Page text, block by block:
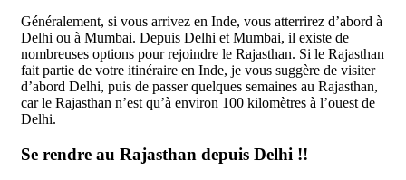
Généralement, si vous arrivez en Inde, vous atterrirez d’abord à
Delhi ou à Mumbai. Depuis Delhi et Mumbai, il existe de
nombreuses options pour rejoindre le Rajasthan. Si le Rajasthan
fait partie de votre itinéraire en Inde, je vous suggère de visiter
d’abord Delhi, puis de passer quelques semaines au Rajasthan,
car le Rajasthan n’est qu’à environ 100 kilomètres à l’ouest de
Delhi.
Se rendre au Rajasthan depuis Delhi !!